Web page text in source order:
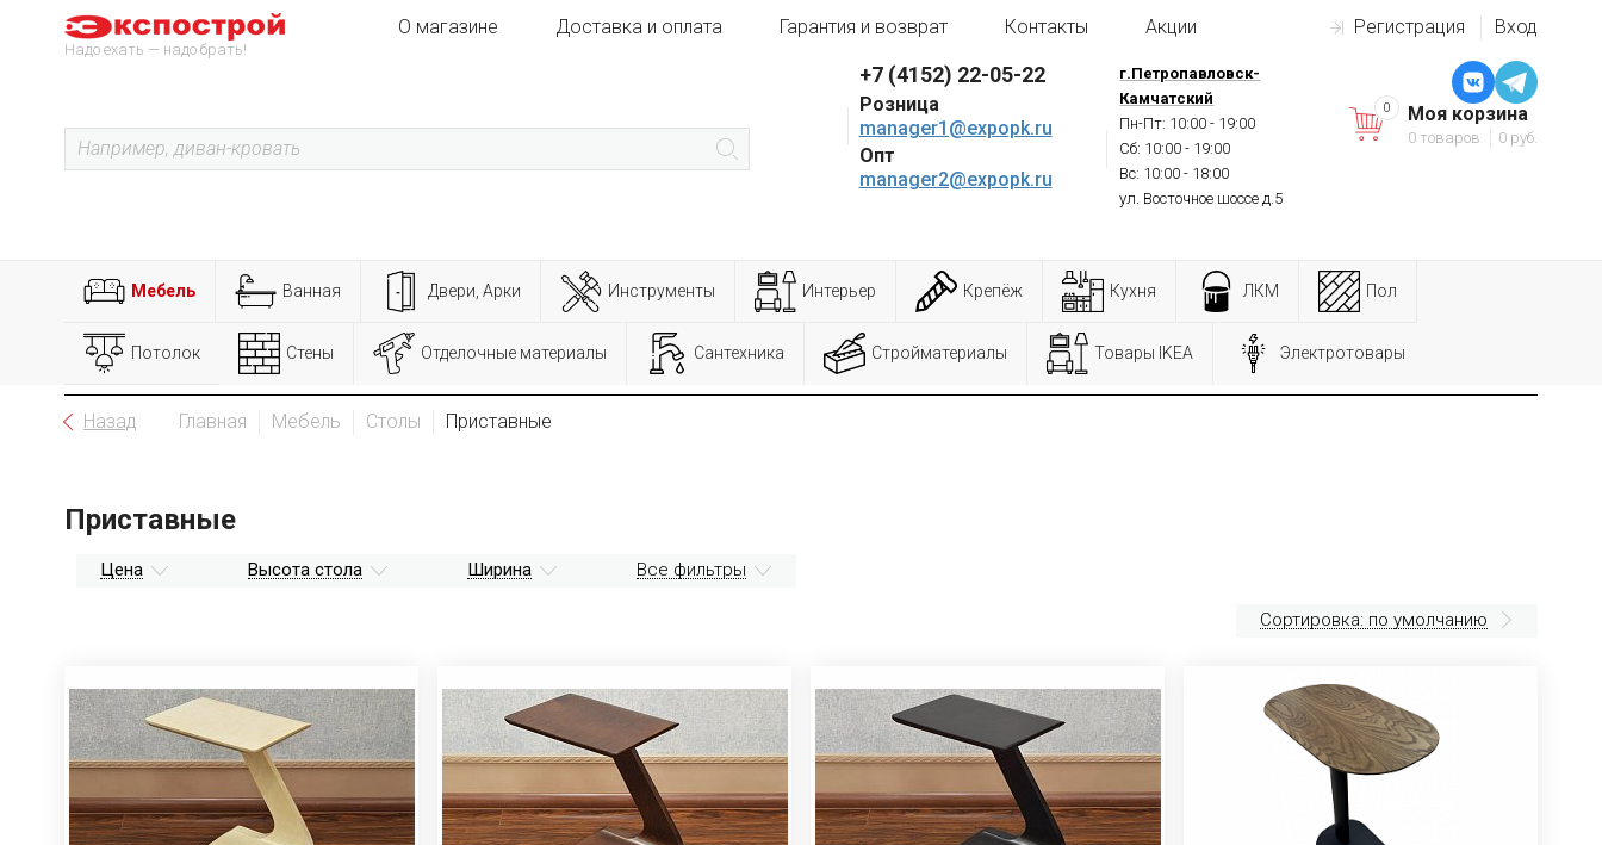
Надо ехать — надо брать!
Регистрация Вход
О магазине Доставка и оплата Гарантия и возврат Контакты Акции
+7 (4152) 22-05-22
Розница
manager1@expopk.ru
Опт
manager2@expopk.ru
г.Петропавловск-
Камчатский
Пн-Пт: 10:00 - 19:00
Сб: 10:00 - 19:00
Вс: 10:00 - 18:00
ул. Восточное шоссе д.5
Моя корзина
0 товаров 0 руб.
0
Мебель Ванная Двери, Арки Инструменты Интерьер Крепёж Кухня ЛКМ Пол
Потолок Стены Отделочные материалы Сантехника Стройматериалы Товары IKEA Электротовары
Назад Главная Мебель Столы Приставные
Приставные
Цена Высота стола Ширина Все фильтры
Сортировка: по умолчанию